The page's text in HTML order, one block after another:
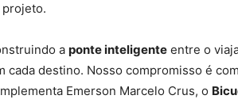
a ponte inteligente entre o
cada destino. Nosso compromisso é
Emerson Marcelo Crus, o